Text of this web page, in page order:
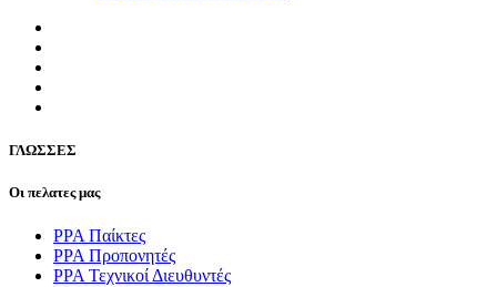
ΓΛΩΣΣEΣ
Οι πελατες μας
PPA Παίκτες
PPA Προπονητές
ΡΡΑ Τεχνικοί Διευθυντές